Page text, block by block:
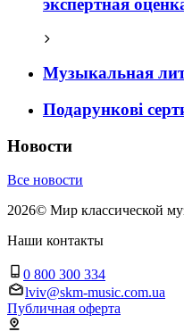
экспертная
Музыкальная
Подарункові
Новости
Все новости
2026© Мир классической
Наши контакты
0 800 300 334
lviv@skm-music.com.ua
Публичная оферта